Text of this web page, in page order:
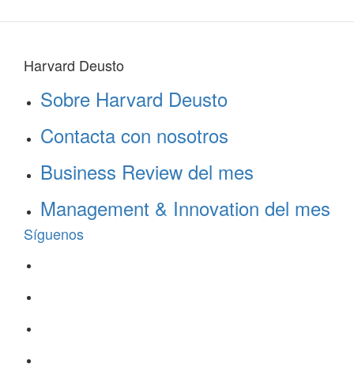
Harvard Deusto
Sobre Harvard Deusto
Contacta con nosotros
Business Review del mes
Management & Innovation del mes
Síguenos